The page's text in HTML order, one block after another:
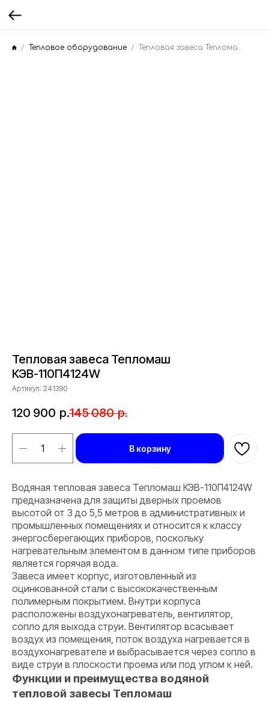
Тепловое оборудование
Тепловая завеса Тепломаш
КЭВ-110П4124W
Артикул: 241390
120 900 р.145 080 р.
В корзину
Водяная тепловая завеса Тепломаш КЭВ-110П4124W
предназначена для защиты дверных проемов
высотой от 3 до 5,5 метров в административных и
промышленных помещениях и относится к классу
энергосберегающих приборов, поскольку
нагревательным элементом в данном типе приборов
является горячая вода.
Завеса имеет корпус, изготовленный из
оцинкованной стали с высококачественным
полимерным покрытием. Внутри корпуса
расположены воздухонагреватель, вентилятор,
сопло для выхода струи. Вентилятор всасывает
воздух из помещения, поток воздуха нагревается в
воздухонагревателе и выбрасывается через сопло в
виде струи в плоскости проема или под углом к ней.
Функции и преимущества водяной
тепловой завесы Тепломаш